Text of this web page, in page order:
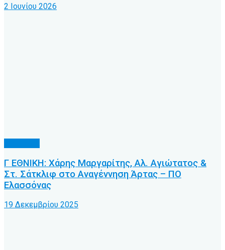
2 Ιουνίου 2026
Γ ΕΘΝΙΚΗ: Χάρης Μαργαρίτης, Αλ. Αγιώτατος &
Στ. Σάτκλιφ στο Αναγέννηση Άρτας – ΠΟ
Ελασσόνας
19 Δεκεμβρίου 2025